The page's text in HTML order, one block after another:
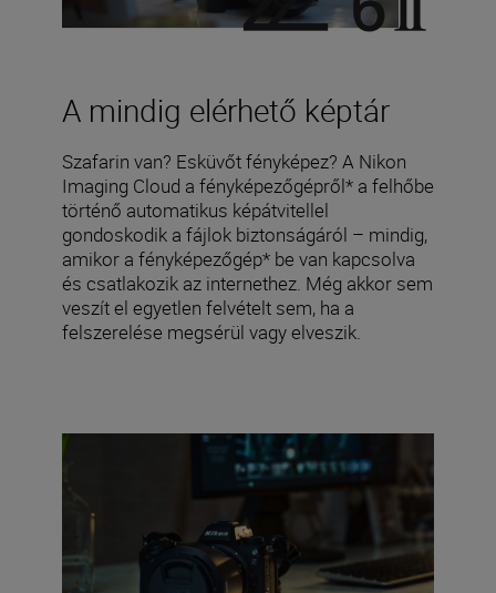
A mindig elérhető képtár
Szafarin van? Esküvőt fényképez? A Nikon
Imaging Cloud a fényképezőgépről* a felhőbe
történő automatikus képátvitellel
gondoskodik a fájlok biztonságáról – mindig,
amikor a fényképezőgép* be van kapcsolva
és csatlakozik az internethez. Még akkor sem
veszít el egyetlen felvételt sem, ha a
felszerelése megsérül vagy elveszik.